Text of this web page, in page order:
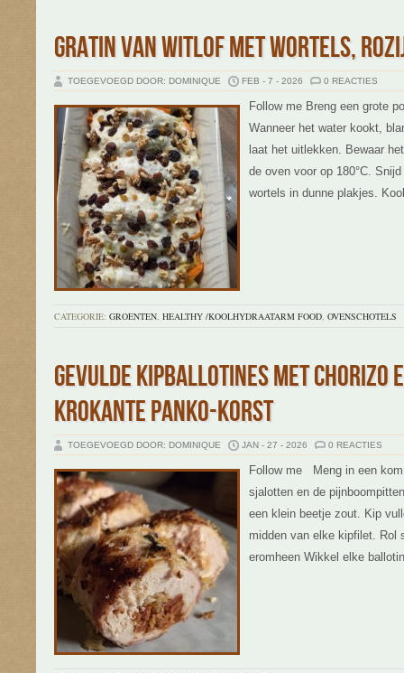
GRATIN VAN WITLOF MET WORTELS,
TOEGEVOEGD DOOR: DOMINIQUE FEB - 7 - 2026 0 REACTIES
Follow me Breng een grote
Wanneer het water kookt,
laat het uitlekken. Bewaar
de oven voor op 180°C.
wortels in dunne plakjes.
CATEGORIE: GROENTEN, HEALTHY /KOOLHYDRAATARM FOOD, OVENSCHOTELS
GEVULDE KIPBALLOTINES MET CHORIZO
KROKANTE PANKO-KORST
TOEGEVOEGD DOOR: DOMINIQUE JAN - 27 - 2026 0 REACTIES
Follow me Meng in een
sjalotten en de
een klein beetje zout. Kip
midden van elke kipfilet. Rol
eromheen Wikkel elke